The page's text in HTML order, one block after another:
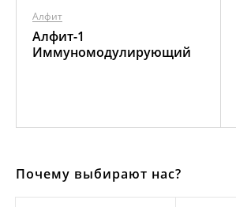
Алфит
Алфит-1
Иммуномодулирующий
Почему выбирают нас?